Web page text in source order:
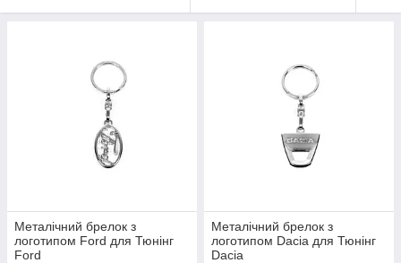
Металічний брелок з
логотипом Ford для Тюнінг
Ford
Металічний брелок з
логотипом Dacia для Тюнінг
Dacia